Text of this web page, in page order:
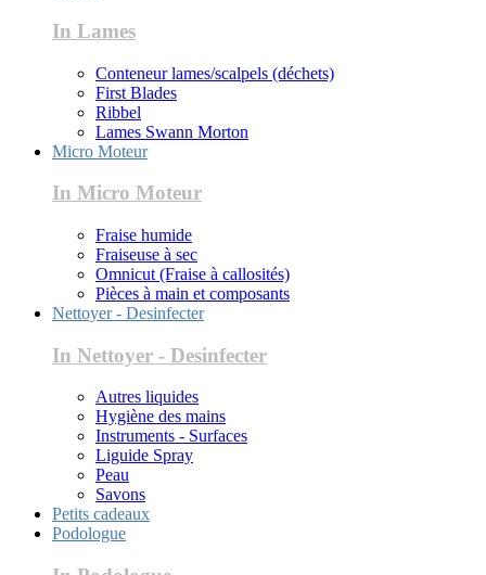
In Lames
Conteneur lames/scalpels (déchets)
First Blades
Ribbel
Lames Swann Morton
Micro Moteur
In Micro Moteur
Fraise humide
Fraiseuse à sec
Omnicut (Fraise à callosités)
Pièces à main et composants
Nettoyer - Desinfecter
In Nettoyer - Desinfecter
Autres liquides
Hygiène des mains
Instruments - Surfaces
Liguide Spray
Peau
Savons
Petits cadeaux
Podologue